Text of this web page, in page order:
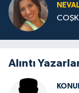
Alıntı